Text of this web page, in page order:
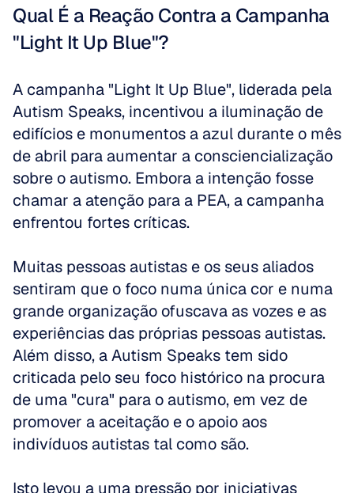
Qual É a Reação Contra a Campanha
"Light It Up Blue"?
A campanha "Light It Up Blue", liderada pela
Autism Speaks, incentivou a iluminação de
edifícios e monumentos a azul durante o mês
de abril para aumentar a consciencialização
sobre o autismo. Embora a intenção fosse
chamar a atenção para a PEA, a campanha
enfrentou fortes críticas.
Muitas pessoas autistas e os seus aliados
sentiram que o foco numa única cor e numa
grande organização ofuscava as vozes e as
experiências das próprias pessoas autistas.
Além disso, a Autism Speaks tem sido
criticada pelo seu foco histórico na procura
de uma "cura" para o autismo, em vez de
promover a aceitação e o apoio aos
indivíduos autistas tal como são.
Isto levou a uma pressão por iniciativas